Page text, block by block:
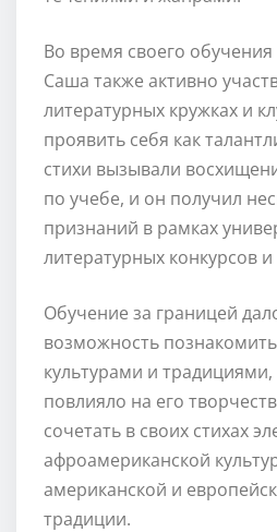
Во время своего обучения
Саша также активно
литературных кружках и
проявить себя как
стихи вызывали
по учебе, и он получил
признаний в рамках
литературных конкурсов
Обучение за границей
возможность
культурами и
повлияло на его
сочетать в своих стихах
афроамериканской
американской и
традиции.